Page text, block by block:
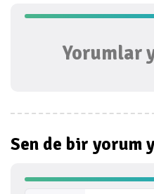
Yorumlar
Sen de bir yorum